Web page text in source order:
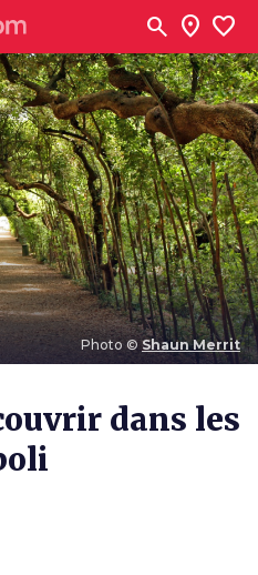
search location_on favorite
Photo © Shaun Merrit
dans les